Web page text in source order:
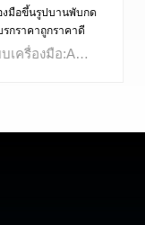
ขึ้นรูปบานพับกด
าคาถูกราคาดี
ระบบเครื่องมือ:Amada Systeme 2-V ตายแล้วมุม: 30°การเปิดแม่พิมพ์:V6-V10,V8-V12รัศมี : R1.0 มมความสูง: 46 มมโหลดสูงสุด: 550 กิโลนิวตัน/มวัสดุ: 42CrMo4